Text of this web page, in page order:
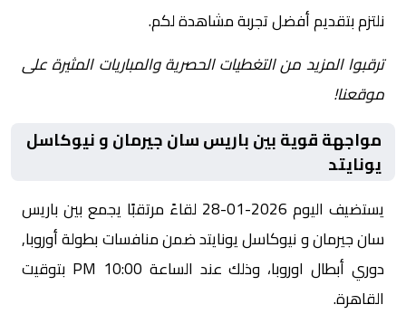
نلتزم بتقديم أفضل تجربة مشاهدة لكم.
ترقبوا المزيد من التغطيات الحصرية والمباريات المثيرة على
موقعنا!
مواجهة قوية بين باريس سان جيرمان و نيوكاسل
يونايتد
يستضيف اليوم 2026-01-28 لقاءً مرتقبًا يجمع بين باريس
سان جيرمان و نيوكاسل يونايتد ضمن منافسات بطولة أوروبا,
دوري أبطال اوروبا، وذلك عند الساعة 10:00 PM بتوقيت
القاهرة.